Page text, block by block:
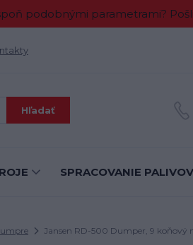
podobnými parametrami?
Hľadať
SPRACOVANIE
Jansen RD-500 Dumper, 9 koňový